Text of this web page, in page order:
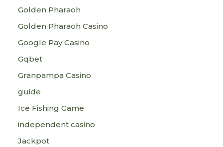
Golden Pharaoh
Golden Pharaoh Casino
Google Pay Casino
Gqbet
Granpampa Casino
guide
Ice Fishing Game
independent casino
Jackpot